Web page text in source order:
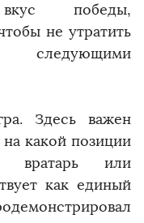
победы,
не утратить
следующими
Здесь важен
какой позиции
вратарь или
как единый